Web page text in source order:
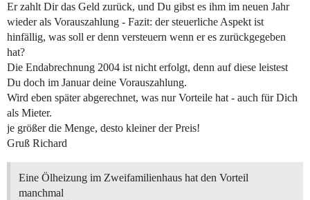
Er zahlt Dir das Geld zurück, und Du gibst es ihm im neuen Jahr
wieder als Vorauszahlung - Fazit: der steuerliche Aspekt ist
hinfällig, was soll er denn versteuern wenn er es zurückgegeben
hat?
Die Endabrechnung 2004 ist nicht erfolgt, denn auf diese leistest
Du doch im Januar deine Vorauszahlung.
Wird eben später abgerechnet, was nur Vorteile hat - auch für Dich
als Mieter.
je größer die Menge, desto kleiner der Preis!
Gruß Richard
Eine Ölheizung im Zweifamilienhaus hat den Vorteil
manchmal